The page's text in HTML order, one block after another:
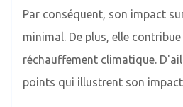
Par conséquent, son impact
minimal. De plus, elle
réchauffement climatique.
points qui illustrent son